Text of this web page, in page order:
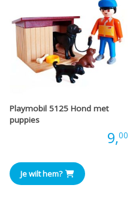
Playmobil 5125 Hond met
puppies
9,00
Je wilt hem?